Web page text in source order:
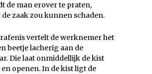
de man erover te praten,
de zaak zou kunnen schaden.
vertelt de werknemer het
beetje lacherig aan de
Die laat onmiddellijk de kist
openen. In de kist ligt de